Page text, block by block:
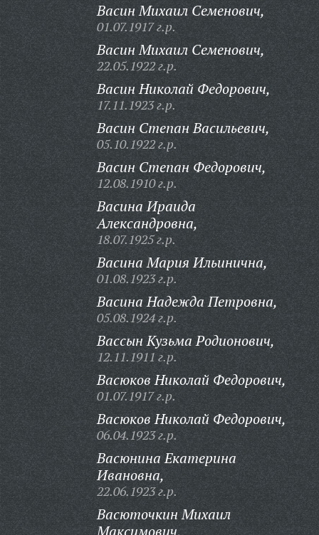
Васин Михаил Семенович,
01.07.1917 г.р.
Васин Михаил Семенович,
22.05.1922 г.р.
Васин Николай Федорович,
17.11.1923 г.р.
Васин Степан Васильевич,
05.10.1922 г.р.
Васин Степан Федорович,
12.08.1910 г.р.
Васина Ираида
Александровна,
18.07.1925 г.р.
Васина Мария Ильинична,
01.08.1923 г.р.
Васина Надежда Петровна,
05.08.1924 г.р.
Вассын Кузьма Родионович,
12.11.1911 г.р.
Васюков Николай Федорович,
01.07.1917 г.р.
Васюков Николай Федорович,
06.04.1923 г.р.
Васюнина Екатерина
Ивановна,
22.06.1923 г.р.
Васюточкин Михаил
Максимович,